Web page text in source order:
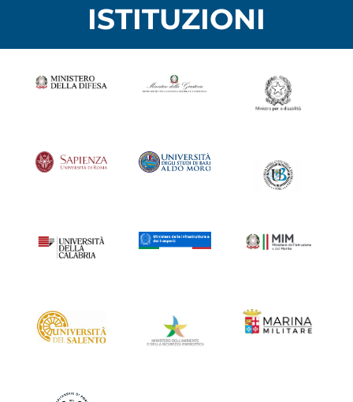
ISTITUZIONI